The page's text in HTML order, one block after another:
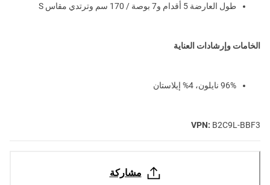
طول العارضة 5 أقدام و7 بوصة / 170 سم وترتدي مقاس S
الخامات وإرشادات العناية
96% نايلون، 4% إيلاستان
VPN: B2C9L-BBF3
مشاركة